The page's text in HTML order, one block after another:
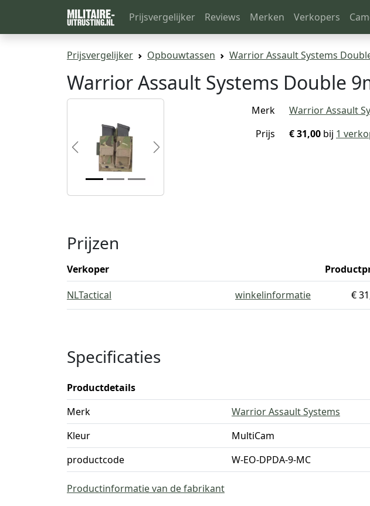
Prijsvergelijker Reviews Merken Verkopers
Prijsvergelijker Opbouwtassen Warrior Assault Systems
Warrior Assault Systems Double
Previous Next
Merk
Warrior Assault
Prijs
€ 31,00 bij 1
Prijzen
Verkoper
NLTactical
winkelinformatie €
Specificaties
Productdetails
Merk
Warrior Assault Systems
Kleur
MultiCam
productcode
W-EO-DPDA-9-MC
Productinformatie van de fabrikant